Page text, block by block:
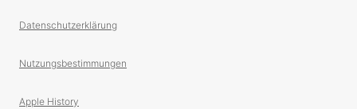
Datenschutzerklärung
Nutzungsbestimmungen
Apple History